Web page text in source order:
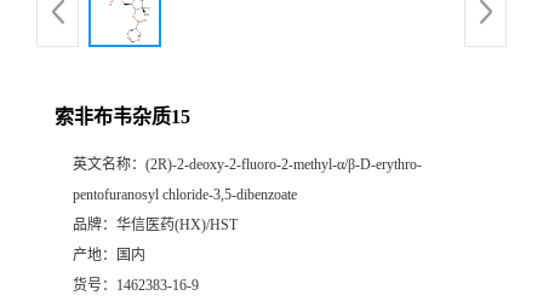
书
誉
索非布韦杂质15
英文名称： (2R)-2-deoxy-2-fluoro-2-methyl-α/β-D-erythro-
pentofuranosyl chloride-3,5-dibenzoate
品牌： 华信医药(HX)/HST
产地：
国内
货号： 1462383-16-9